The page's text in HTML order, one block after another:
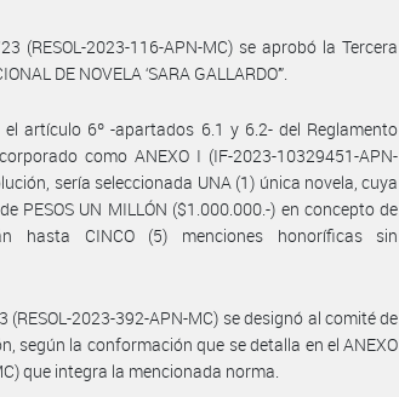
(RESOL-2023-116-APN-MC) se aprobó la Tercera
DE NOVELA ‘SARA GALLARDO’”.
artículo 6º -apartados 6.1 y 6.2- del Reglamento
como ANEXO I (IF-2023-10329451-APN-
sería seleccionada UNA (1) única novela, cuya
PESOS UN MILLÓN ($1.000.000.-) en concepto de
hasta CINCO (5) menciones honoríficas sin
(RESOL-2023-392-APN-MC) se designó al comité de
según la conformación que se detalla en el ANEXO
que integra la mencionada norma.